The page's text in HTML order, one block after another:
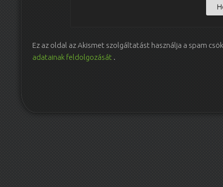
Ez az oldal az Akismet szolgáltatást használja a spam
adatainak feldolgozását .